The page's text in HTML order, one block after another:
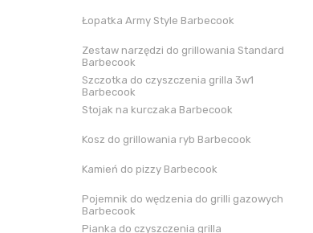
Łopatka Army Style Barbecook
Zestaw narzędzi do grillowania Standard
Barbecook
Szczotka do czyszczenia grilla 3w1
Barbecook
Stojak na kurczaka Barbecook
Kosz do grillowania ryb Barbecook
Kamień do pizzy Barbecook
Pojemnik do wędzenia do grilli gazowych
Barbecook
Pianka do czyszczenia grilla